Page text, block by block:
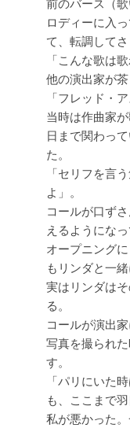
前のバース（
ロディーに入
て、転調して
「こんな歌は
他の演出家が
「フレッド・
当時は作曲家
日まで関わっ
た。
「セリフを言
よ」。
コールが口ず
えるようにな
オープニング
もリンダと一
実はリンダは
る。
コールが演出
写真を撮られ
す。
「パリにいた
も、ここまで
私が悪かった。